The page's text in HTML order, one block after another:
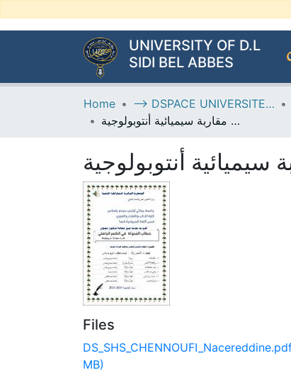
UNIVERSITY OF D.L
SIDI BEL ABBES
Home --> DSPACE UNIVERSITE DJILALLI LIABES DE SIDI BEL ABBES
خطاب الفحولة في الشعر الجاهلي مقاربة سيميائية أنتوبولوجية
أنتوبولوجية
Files
MB)